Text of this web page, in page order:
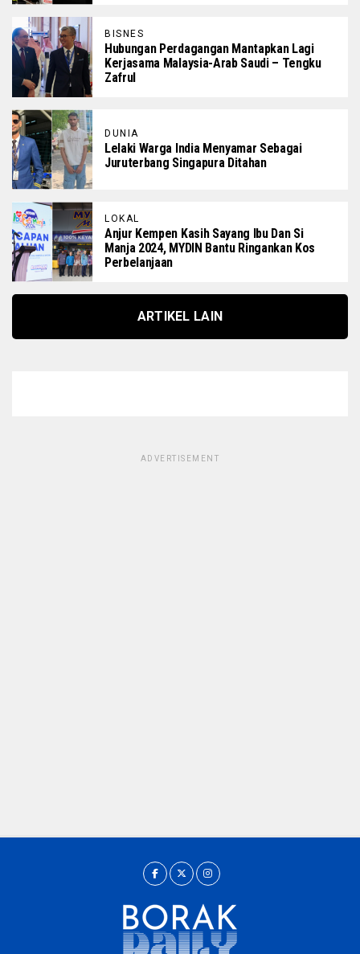
BISNES
Hubungan Perdagangan Mantapkan Lagi
Kerjasama Malaysia-Arab Saudi – Tengku
Zafrul
DUNIA
Lelaki Warga India Menyamar Sebagai
Juruterbang Singapura Ditahan
LOKAL
Anjur Kempen Kasih Sayang Ibu Dan Si
Manja 2024, MYDIN Bantu Ringankan Kos
Perbelanjaan
ARTIKEL LAIN
ADVERTISEMENT